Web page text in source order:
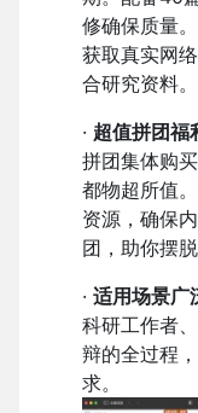
修确保质量
获取真实网
合研究资料。
· 超值拼团福
拼团集体购
都物超所值
资源，确保
团，助你摆
· 适用场景广
科研工作者
辩的全过程
求。